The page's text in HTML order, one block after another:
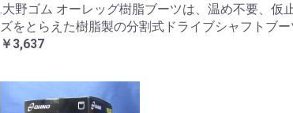
.大野ゴム オーレッグ樹脂ブーツは、温め不要、仮
ズをとらえた樹脂製の分割式ドライブシャフトブー
￥3,637